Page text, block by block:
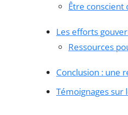
Être conscient
Les efforts
Ressources
Conclusion : une
Témoignages sur